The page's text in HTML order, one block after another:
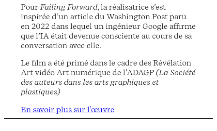
PourFailing Forward, la réalisatrice s’est
inspirée d’un article du Washington Post paru
en 2022 dans lequel un ingénieur Google affirme
que l’IA était devenue consciente au cours de sa
conversation avec elle.
Le film a été primé dans le cadre des Révélation
Art vidéo Art numérique de l’ADAGP (La Société
des auteurs dans les arts graphiques et
plastiques)
En savoir plus sur l’œuvre